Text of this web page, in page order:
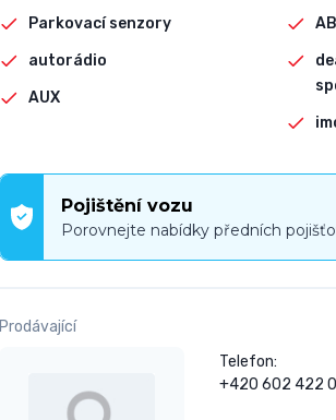
Parkovací senzory
autorádio
AUX
Pojištění vozu
Porovnejte nabídky předních
Prodávající
Telefon:
+420 602 422